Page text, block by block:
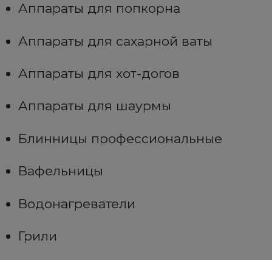
Аппараты для попкорна
Аппараты для сахарной ваты
Аппараты для хот-догов
Аппараты для шаурмы
Блинницы профессиональные
Вафельницы
Водонагреватели
Грили